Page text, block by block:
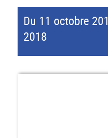
Du 11 octobre
2018